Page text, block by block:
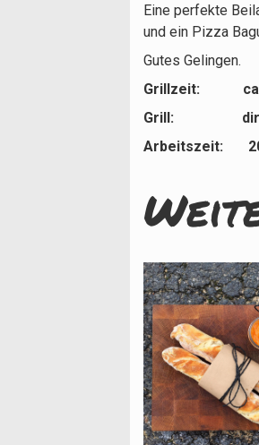
Eine perfekte
und ein Pizza
Gutes Gelingen.
Grillzeit: ca.
Grill: direkte-
Arbeitszeit: